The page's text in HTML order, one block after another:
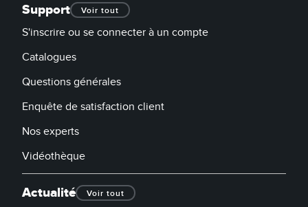
Support Voir tout
S'inscrire ou se connecter à un compte
Catalogues
Questions générales
Enquête de satisfaction client
Nos experts
Vidéothèque
Actualité Voir tout